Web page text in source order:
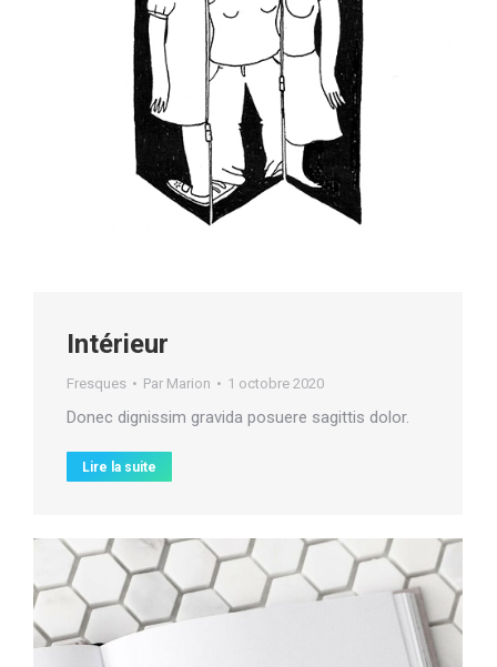
Intérieur
Fresques Par Marion 1 octobre 2020
Donec dignissim gravida posuere sagittis dolor.
Lire la suite